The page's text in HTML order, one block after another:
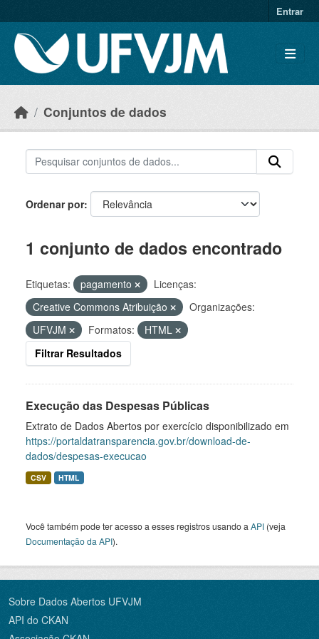
Entrar
Conjuntos de dados
Ordenar por
1 conjunto de dados encontrado
Etiquetas: pagamento
Licenças:
Creative Commons Atribuição
Organizações:
UFVJM
Formatos:
HTML
Filtrar Resultados
Execução das Despesas Públicas
Extrato de Dados Abertos por exercício disponibilizado em
https://portaldatransparencia.gov.br/download-de-
dados/despesas-execucao
CSV HTML
Você também pode ter acesso a esses registros usando a API (veja
Documentação da API).
Sobre Dados Abertos UFVJM
API do CKAN